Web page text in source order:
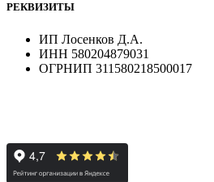
РЕКВИЗИТЫ
ИП Лосенков Д.А.
ИНН 580204879031
ОГРНИП 311580218500017